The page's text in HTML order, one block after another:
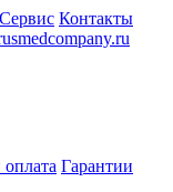
Сервис Контакты
Гарантии